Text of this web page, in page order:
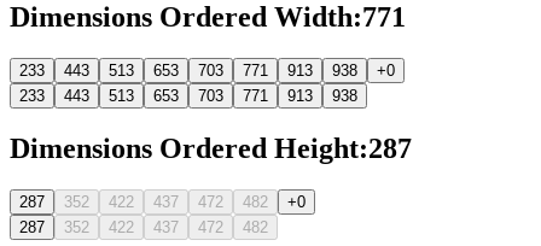
Dimensions Ordered Width:771
233 443 513 653 703 771 913 938
+0
233
443 513 653 703 771 913 938
Dimensions Ordered Height:287
287 352 422 437 472 482
+0
287
352 422 437 472 482